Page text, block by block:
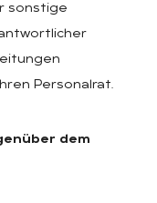
sonstige
Personalrat.
dem